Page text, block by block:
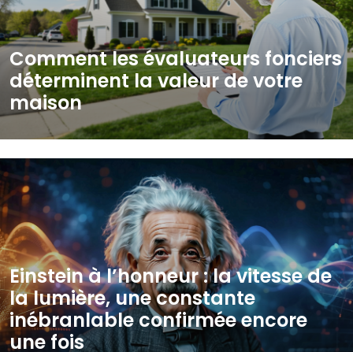
Comment les évaluateurs fonciers
déterminent la valeur de votre
maison
Einstein à l’honneur : la vitesse de
la lumière, une constante
inébranlable confirmée encore
une fois